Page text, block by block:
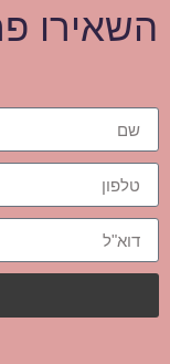
השאירו